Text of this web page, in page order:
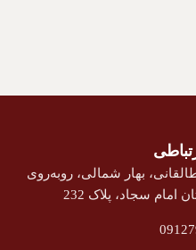
بهار شمالی، روبه‌روی
امام سجاد، پلاک 232